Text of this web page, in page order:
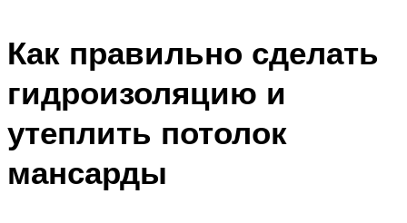
Как правильно сделать
гидроизоляцию и
утеплить потолок
мансарды